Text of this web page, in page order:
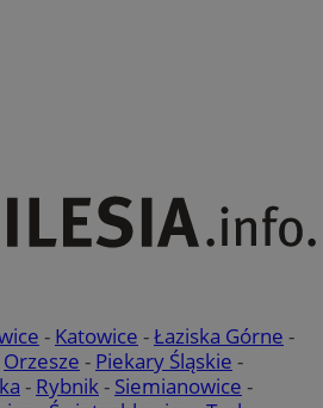
- Katowice -Łaziska Górne -
Orzesze - Piekary Śląskie -
- Rybnik- Siemianowice -